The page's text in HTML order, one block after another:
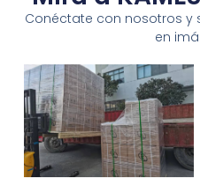
Conéctate con nosotros y
en